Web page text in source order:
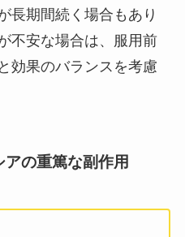
長期間続く場合もあり
不安な場合は、服用前
効果のバランスを考慮
の重篤な副作用